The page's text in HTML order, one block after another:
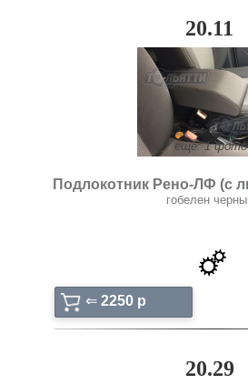
20.11
ещё: 1 фото
Подлокотник Рено-ЛФ (с
гобелен
⇐ 2250 p
20.29